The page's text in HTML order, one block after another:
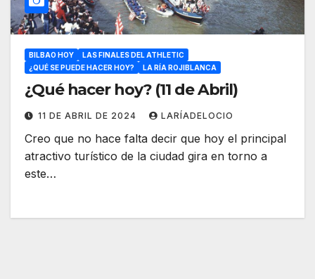
BILBAO HOY
LAS FINALES DEL ATHLETIC
¿QUÉ SE PUEDE HACER HOY?
LA RÍA ROJIBLANCA
¿Qué hacer hoy? (11 de Abril)
11 DE ABRIL DE 2024 LARÍADELOCIO
Creo que no hace falta decir que hoy el principal
atractivo turístico de la ciudad gira en torno a
este…